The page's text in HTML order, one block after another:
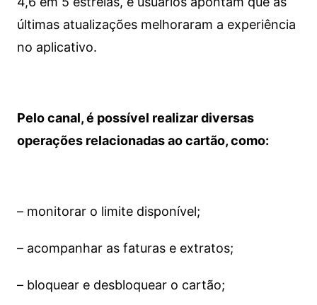
últimas atualizações melhoraram a experiência
no aplicativo.
Pelo canal, é possível realizar diversas
operações relacionadas ao cartão, como:
– monitorar o limite disponível;
– acompanhar as faturas e extratos;
– bloquear e desbloquear o cartão;